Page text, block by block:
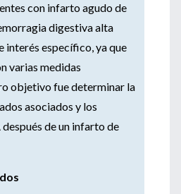
con infarto agudo de
digestiva alta
interés específico, ya que
varias medidas
objetivo fue determinar la
asociados y los
de un infarto de